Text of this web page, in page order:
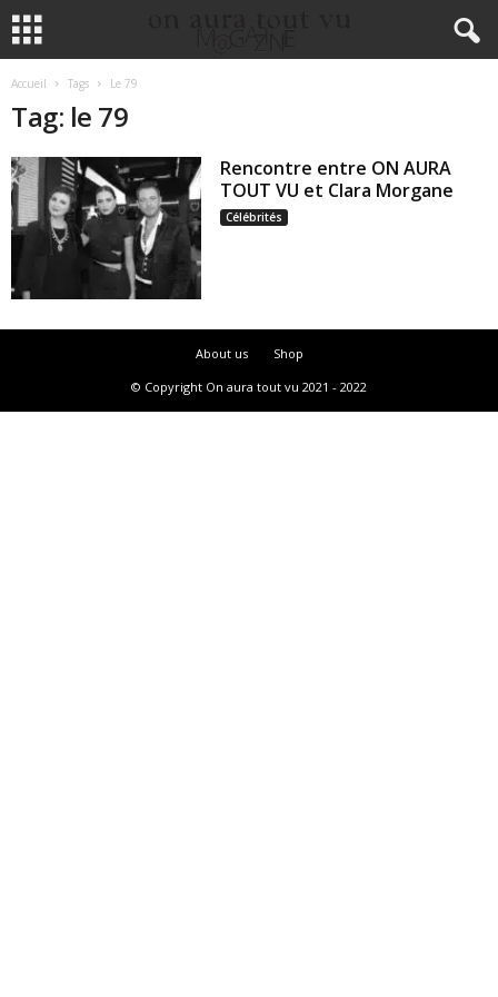
Accueil Tags Le 79
Tag: le 79
Rencontre entre ON AURA
TOUT VU et Clara Morgane
Célébrités
About us
Shop
© Copyright On aura tout vu 2021 - 2022